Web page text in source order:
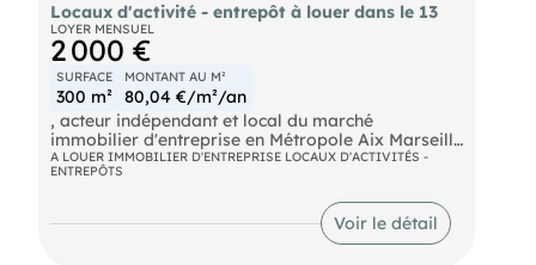
Locaux d'activité - entrepôt à louer dans le 13
LOYER MENSUEL
2 000 €
SURFACE
300 m²
MONTANT AU M²
80,04 €/m²/an
, acteur indépendant et local du marché
immobilier d'entreprise en Métropole Aix Marseille
Provence, vous propose à la location un espace
de 300 m² non divisibles à Marseille, idéal pour
des activités industrielles ou de stockage. Ce site
sécurisé offre deux portes sectionnelles, des
bureaux, des parkings, un accès poids lourds et un
A LOUER IMMOBILIER D'ENTREPRISE LOCAUX D'ACTIVITÉS -
ENTREPÔTS
Voir le détail